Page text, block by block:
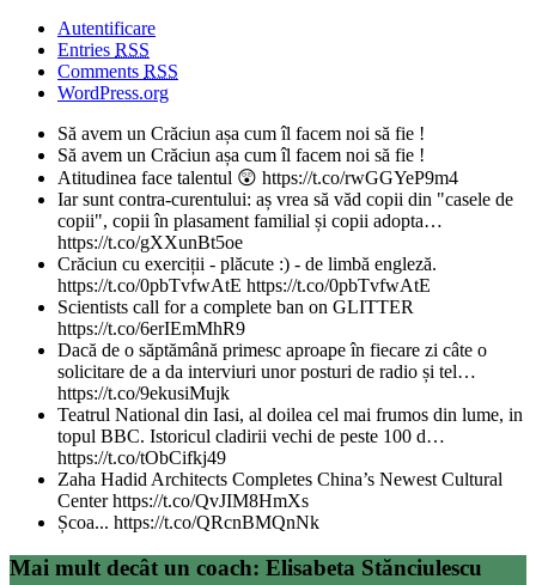
Autentificare
Entries RSS
Comments RSS
WordPress.org
Să avem un Crăciun așa cum îl facem noi să fie !
Să avem un Crăciun așa cum îl facem noi să fie !
Atitudinea face talentul 😲 https://t.co/rwGGYeP9m4
Iar sunt contra-curentului: aș vrea să văd copii din "casele de
copii", copii în plasament familial și copii adopta…
https://t.co/gXXunBt5oe
Crăciun cu exerciții - plăcute :) - de limbă engleză.
https://t.co/0pbTvfwAtE https://t.co/0pbTvfwAtE
Scientists call for a complete ban on GLITTER
https://t.co/6erIEmMhR9
Dacă de o săptămână primesc aproape în fiecare zi câte o
solicitare de a da interviuri unor posturi de radio și tel…
https://t.co/9ekusiMujk
Teatrul National din Iasi, al doilea cel mai frumos din lume, in
topul BBC. Istoricul cladirii vechi de peste 100 d…
https://t.co/tObCifkj49
Zaha Hadid Architects Completes China’s Newest Cultural
Center https://t.co/QvJIM8HmXs
Școa... https://t.co/QRcnBMQnNk
Mai mult decât un coach: Elisabeta Stănciulescu